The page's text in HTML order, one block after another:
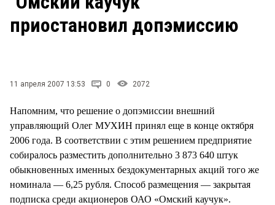
ЗАКОН
НОВОСТИ КОМПАНИЙ
СТИЛЬ ЖИЗНИ
Блоги
приостановил допэмиссию
11 апреля 2007 13:53 0 2072
Напомним, что решение о допэмиссии внешний
управляющий Олег МУХИН принял еще в конце октября
2006 года. В соответствии с этим решением предприятие
собиралось разместить дополнительно 3 873 640 штук
обыкновенных именных бездокументарных акций того же
номинала — 6,25 рубля. Способ размещения — закрытая
подписка среди акционеров ОАО «Омский каучук».